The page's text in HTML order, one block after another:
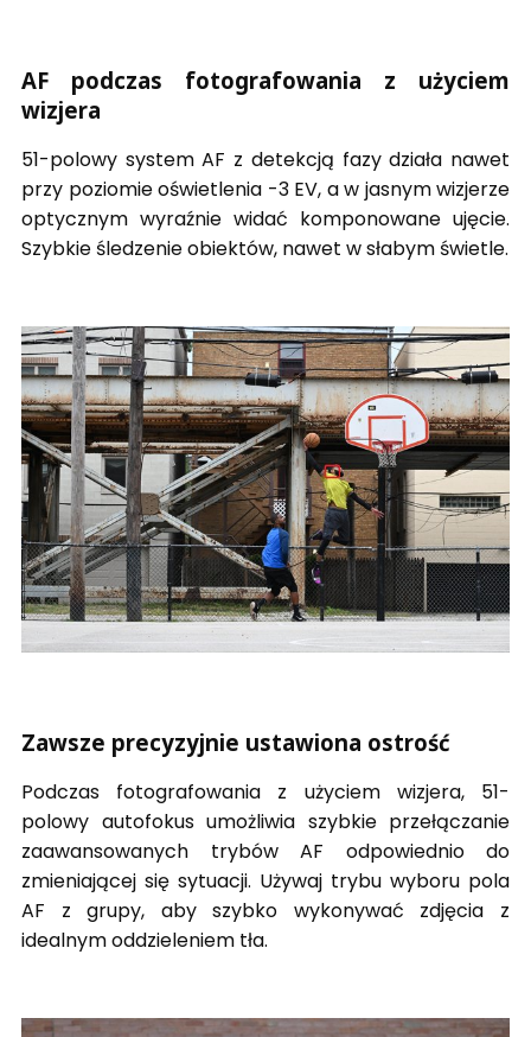
AF podczas fotografowania z użyciem
wizjera
51-polowy system AF z detekcją fazy działa nawet
przy poziomie oświetlenia -3 EV, a w jasnym wizjerze
optycznym wyraźnie widać komponowane ujęcie.
Szybkie śledzenie obiektów, nawet w słabym świetle.
Zawsze precyzyjnie ustawiona ostrość
Podczas fotografowania z użyciem wizjera, 51-
polowy autofokus umożliwia szybkie przełączanie
zaawansowanych trybów AF odpowiednio do
zmieniającej się sytuacji. Używaj trybu wyboru pola
AF z grupy, aby szybko wykonywać zdjęcia z
idealnym oddzieleniem tła.